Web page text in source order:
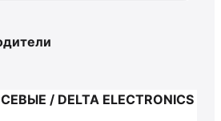
/ DELTA ELECTRONICS